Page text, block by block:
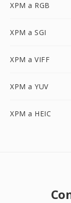
XPM a RGB
XPM a SGI
XPM a VIFF
XPM a YUV
XPM a HEIC